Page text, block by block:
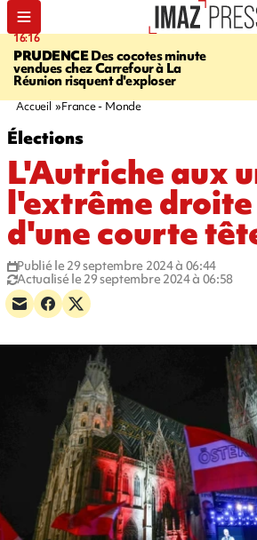
16:16
PRUDENCEDes cocotes minute
vendues chez Carrefour à La
Réunion risquent d'exploser
Accueil France - Monde
Élections
L'Autriche aux
l'extrême
d'une courte
Publié le 29 septembre 2024 à 06:44
Actualisé le 29 septembre 2024 à 06:58